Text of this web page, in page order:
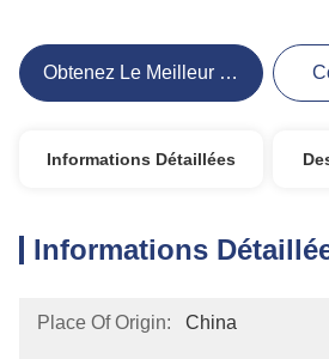
Obtenez Le Meilleur Prix
Informations Détaillées
Informations
Place Of Origin: China